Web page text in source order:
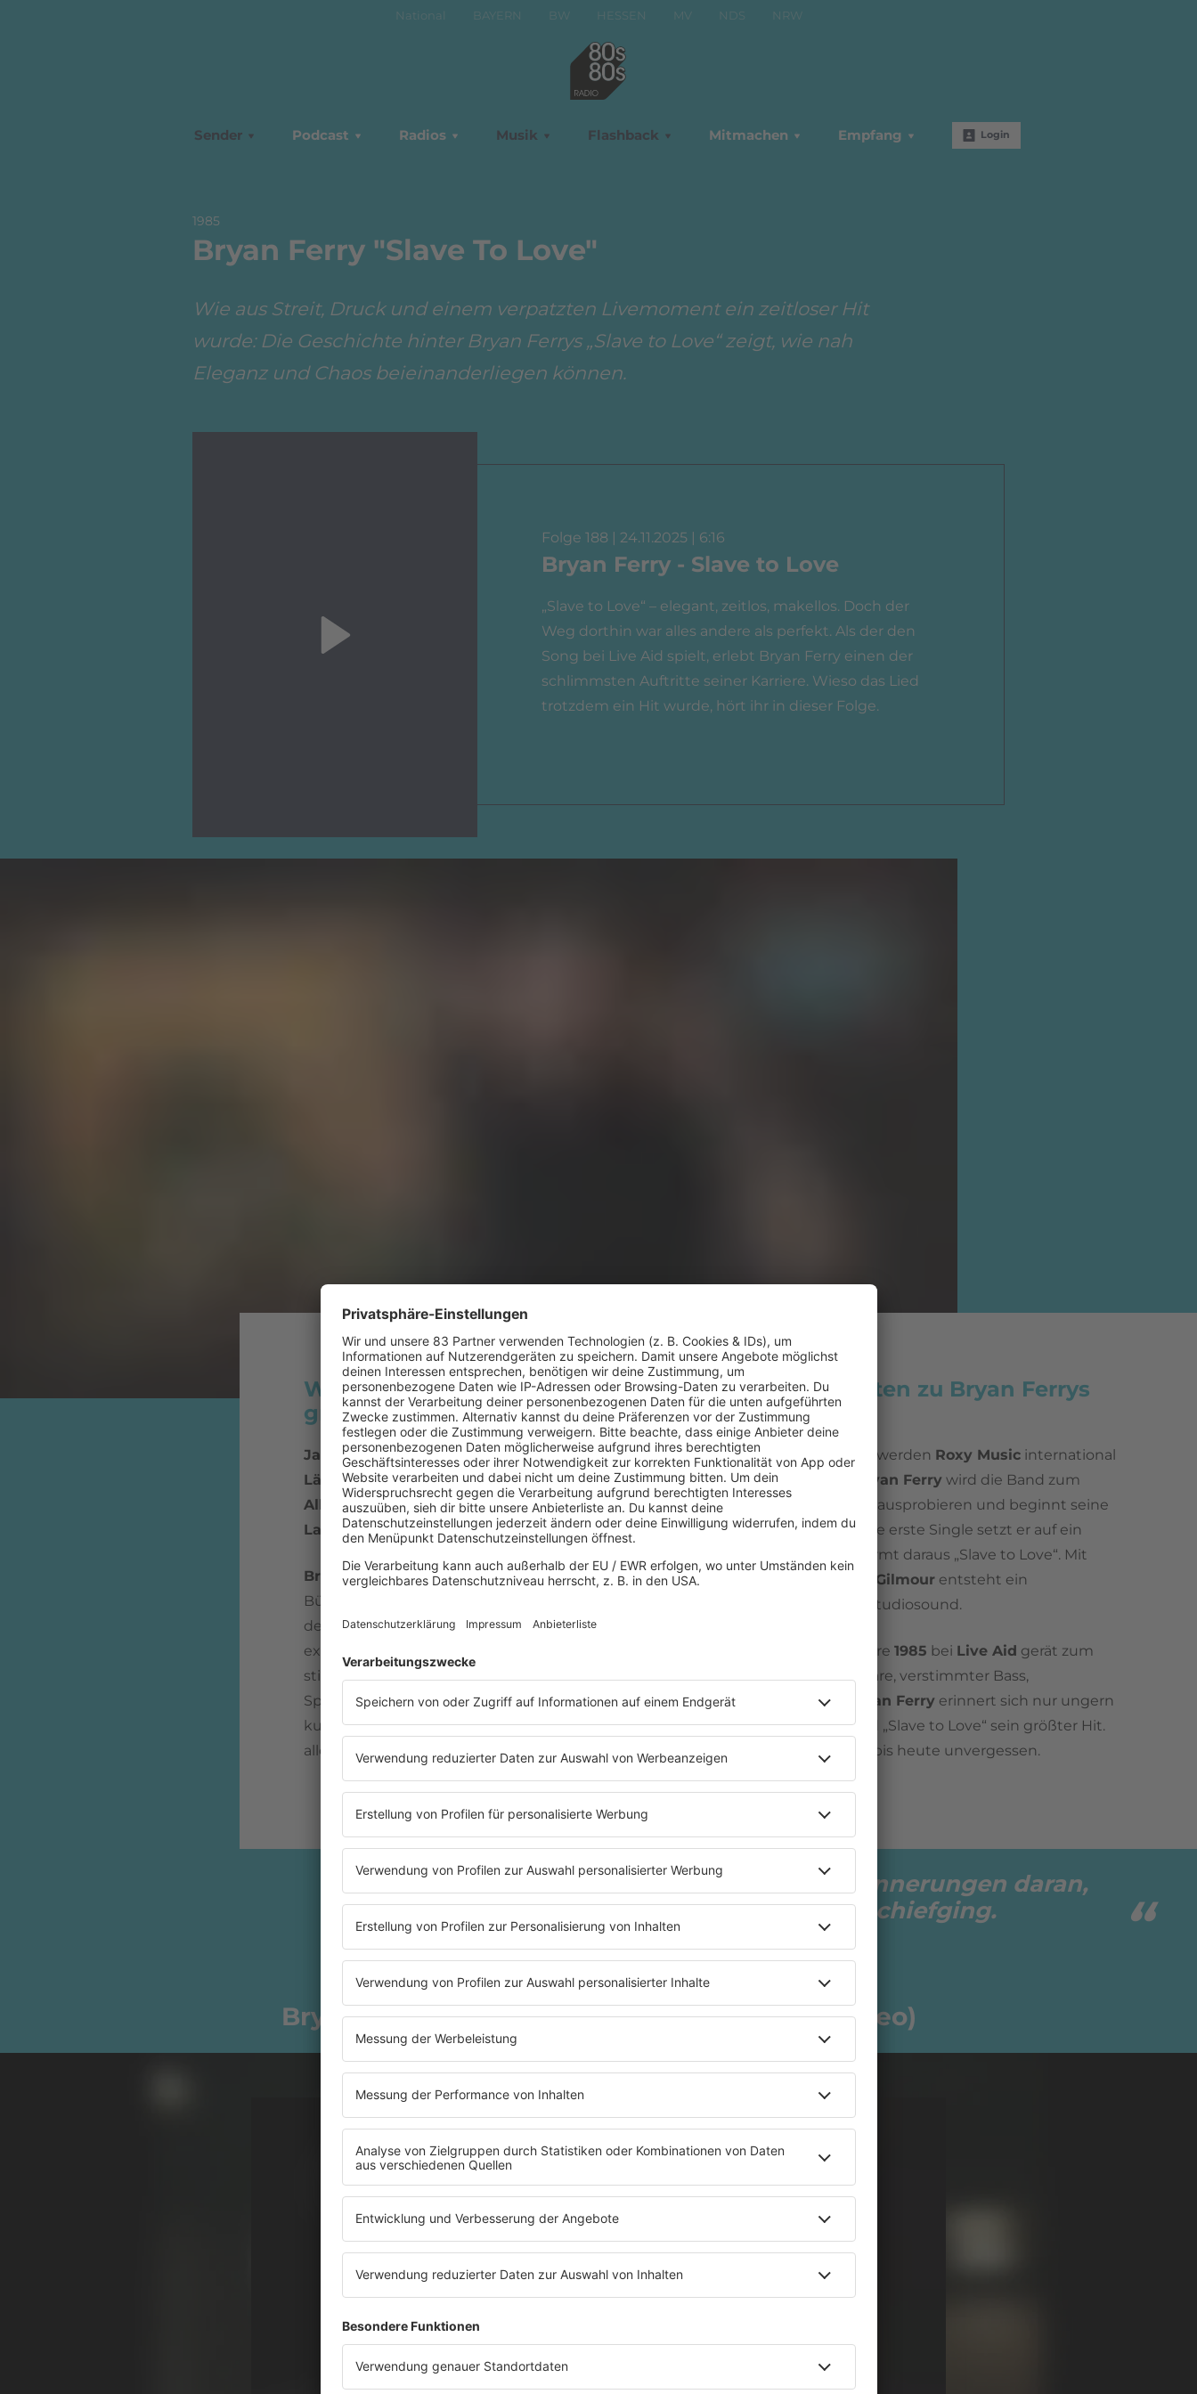
National BAYERN BW HESSEN MV NDS NRW
Sender Podcast Radios Musik Flashback Mitmachen Empfang Login
1985
Bryan Ferry "Slave To Love"
Wie aus Streit, Druck und einem verpatzten Livemoment ein zeitloser Hit
wurde: Die Geschichte hinter Bryan Ferrys „Slave to Love“ zeigt, wie nah
Eleganz und Chaos beieinanderliegen können.
Folge 188 | 24.11.2025 | 6:16
Bryan Ferry - Slave to Love
„Slave to Love“ – elegant, zeitlos, makellos. Doch der
Weg dorthin war alles andere als perfekt. Als der den
Song bei Live Aid spielt, erlebt Bryan Ferry einen der
schlimmsten Auftritte seiner Karriere. Wieso das Lied
trotzdem ein Hit wurde, hört ihr in dieser Folge.
Wie wurde „Slave to Love“ trotz Chaos und Konflikten zu Bryan Ferrys
größtem Hit?
Jahr:
1985
Länge:3:59 (7" Mix)
Album:Boys and Girls
Label: E.G.
Bryan Ferrysteht 1973 mitRoxy Musicin York auf der
Bühne. Die Band ist erfolgreich, aber tief gespalten: Auf
der einen SeiteBrian Eno, experimentell und
exzentrisch, auf der anderen
stilbewusste Frontmann. Beim Auftritt kochen die
Spannungen über, Brian Eno verlässt die Bühne und
kurz darauf die Band. Von nun an führtBryan Ferry
allein.
In den frühen 80ern werden Roxy Music international
gefeiert, doch für
Bryan Ferry wird die Band zum
Ballast. Er will Neues ausprobieren und beginnt seine
Solokarriere. Für seine erste Single setzt er auf ein
Kindheitslied und formt daraus „Slave to Love“. Mit
David Gilmour entsteht ein
perfektionistischer Studiosound.
Doch die Livepremiere1985 bei Live Aid gerät zum
Chaos: gerissene Snare, verstimmter Bass,
Technikpannen.
Bryan Ferry erinnert sich nur ungern
daran. Trotzdem wird „Slave to Love“ sein größter Hit.
Elegant, zeitlos und bis heute unvergessen.
Ich habe schreckliche Erinnerungen daran,
wie an diesem Tag alles schiefging.
Bryan Ferry über Live Aid
Bryan Ferry - Slave To Love (Official Music Video)